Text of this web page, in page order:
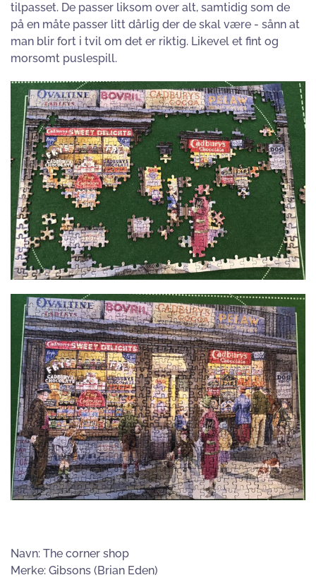
tilpasset. De passer liksom over alt, samtidig som de
på en måte passer litt dårlig der de skal være - sånn at
man blir fort i tvil om det er riktig. Likevel et fint og
morsomt puslespill.
Navn: The corner shop
Merke: Gibsons (Brian Eden)